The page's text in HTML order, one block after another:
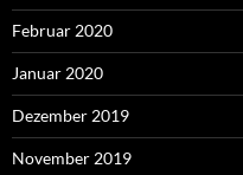
Februar 2020
Januar 2020
Dezember 2019
November 2019